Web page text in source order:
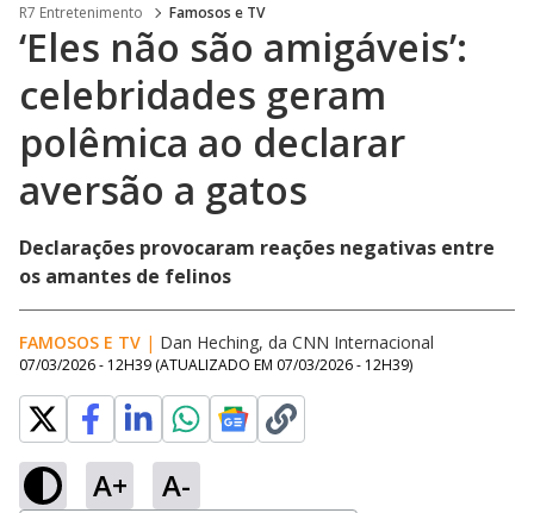
R7 Entretenimento Famosos e TV
‘Eles não são amigáveis’:
celebridades geram
polêmica ao declarar
aversão a gatos
Declarações provocaram reações negativas entre
os amantes de felinos
FAMOSOS E TV | Dan Heching, da CNN Internacional
07/03/2026 - 12H39 (ATUALIZADO EM 07/03/2026 - 12H39)
A+ A-